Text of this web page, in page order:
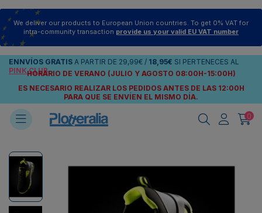
We deliver our products to European Union countries. To get 0% VAT for
intra-community transaction provide us your valid EU VAT number
ENNVÍOS GRATIS A PARTIR DE 29,99€ / 18,95€ SI PERTENECES AL
PINK CLUB
HORARIO DE VERANO (JULIO Y AGOSTO 08:00H-15:00H)
ES NECESARIO REALIZAR LOS PEDIDOS ANTES DE LAS 12:00H
PARA QUE SE ENVÍEN EL MISMO DÍA.
0